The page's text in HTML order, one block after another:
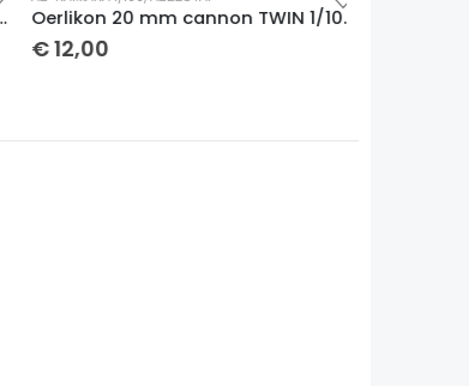
Oerlikon 20 mm cannon TWIN 1/100 x 2 τμχ
€12,00